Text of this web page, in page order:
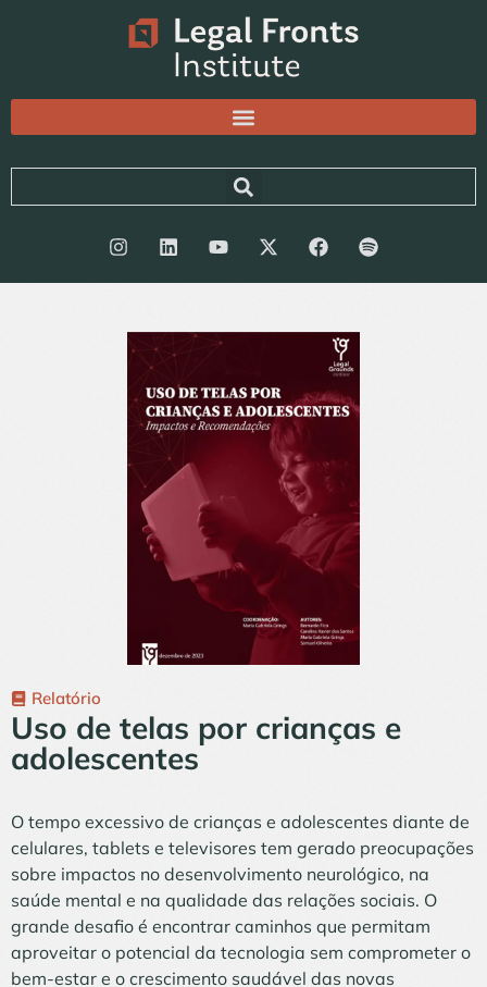
Relatório
Uso de telas por crianças e
adolescentes
O tempo excessivo de crianças e adolescentes diante de
celulares, tablets e televisores tem gerado preocupações
sobre impactos no desenvolvimento neurológico, na
saúde mental e na qualidade das relações sociais. O
grande desafio é encontrar caminhos que permitam
aproveitar o potencial da tecnologia sem comprometer o
bem-estar e o crescimento saudável das novas